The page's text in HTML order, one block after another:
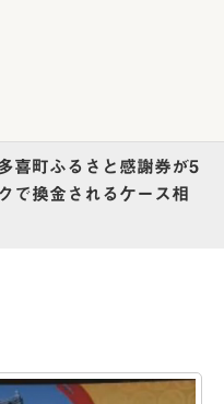
喜町ふるさと感謝券が5
で換金されるケース相